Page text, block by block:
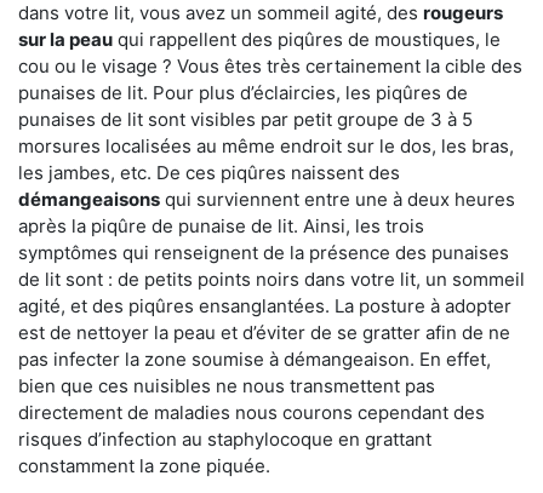
dans votre lit, vous avez un sommeil agité, des rougeurs
sur la peau qui rappellent des piqûres de moustiques, le
cou ou le visage ? Vous êtes très certainement la cible des
punaises de lit. Pour plus d’éclaircies, les piqûres de
punaises de lit sont visibles par petit groupe de 3 à 5
morsures localisées au même endroit sur le dos, les bras,
les jambes, etc. De ces piqûres naissent des
démangeaisons qui surviennent entre une à deux heures
après la piqûre de punaise de lit. Ainsi, les trois
symptômes qui renseignent de la présence des punaises
de lit sont : de petits points noirs dans votre lit, un sommeil
agité, et des piqûres ensanglantées. La posture à adopter
est de nettoyer la peau et d’éviter de se gratter afin de ne
pas infecter la zone soumise à démangeaison. En effet,
bien que ces nuisibles ne nous transmettent pas
directement de maladies nous courons cependant des
risques d’infection au staphylocoque en grattant
constamment la zone piquée.